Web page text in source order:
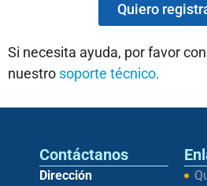
Quiero
Si necesita ayuda, por favor
nuestro soporte técnico.
Contáctanos
Dirección